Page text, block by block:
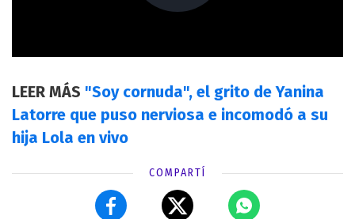
LEER MÁS "Soy cornuda", el grito de Yanina
Latorre que puso nerviosa e incomodó a su
hija Lola en vivo
COMPARTÍ